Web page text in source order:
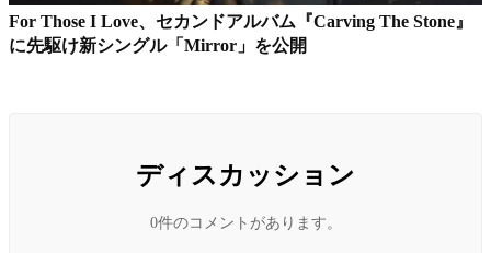
For Those I Love、セカンドアルバム『Carving The Stone』
に先駆け新シングル「Mirror」を公開
ディスカッション
0件のコメントがあります。